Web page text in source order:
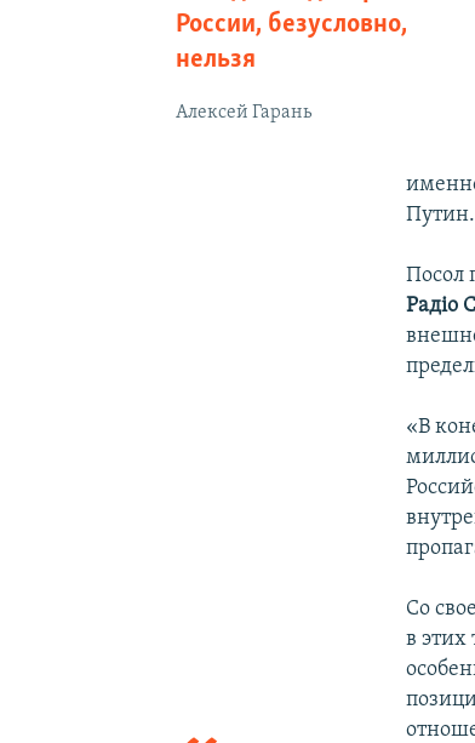
России, безусловно,
нельзя
Алексей Гарань
Путин.
Посол
Радiо
«В
Со
в этих